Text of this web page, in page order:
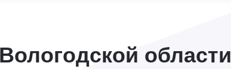
области